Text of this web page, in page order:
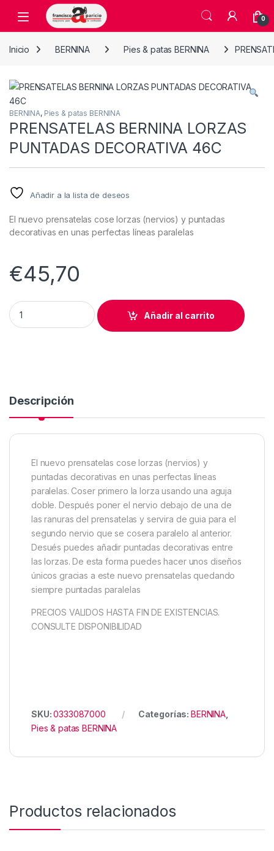
Skip to navigation
Skip to content
Open 0
Inicio BERNINA Pies & patas BERNINA
BERNINA, Pies & patas BERNINA
PRENSATELAS BERNINA LORZAS
PUNTADAS DECORATIVA 46C
Añadir a la lista de deseos
El nuevo prensatelas cose lorzas (nervios) y puntadas
decorativas en unas perfectas líneas paralelas
€45,70
PRENSATELAS BERNINA LORZAS PUNTADAS DECORATIVA
Añadir al carrito
Descripción
El nuevo prensatelas cose lorzas (nervios) y
puntadas decorativas en unas perfectas líneas
paralelas. Coser primero la lorza usando una aguja
doble. Después poner el nervio debajo de una de
las ranuras del prensatelas y servira de guia para el
segundo nervio que se cosera paralelo al anterior.
Desués puedes añadir puntadas decorativas entre
las lorzas. De esta forma puedes hacer unos diseños
únicos gracias a este nuevo prensatelas quedando
siempre puntadas paralelas
PRECIOS VALIDOS HASTA FIN DE EXISTENCIAS.
CONSULTE DISPONIBILIDAD
SKU:0333087000 Categorías: BERNINA
Pies & patas BERNINA
Productos relacionados